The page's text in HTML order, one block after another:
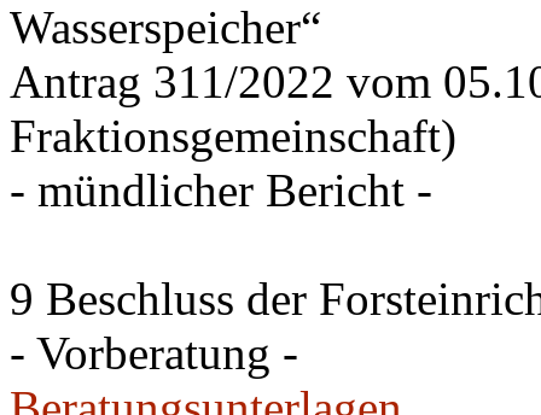
Wasserspeicher“
Antrag 311/2022 vom
Fraktionsgemeinschaft)
- mündlicher Bericht -
9 Beschluss der
- Vorberatung -